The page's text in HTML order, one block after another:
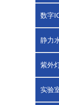
数字
静力
紫外
实验